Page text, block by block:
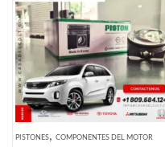
PISTONES, COMPONENTES DEL MOTOR